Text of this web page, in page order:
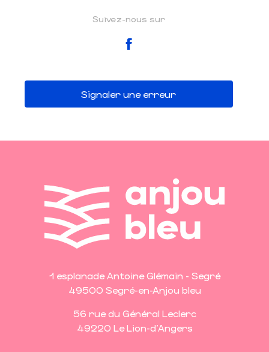
Suivez-nous sur
Signaler une erreur
1 esplanade Antoine Glémain - Segré
49500 Segré-en-Anjou bleu
56 rue du Général Leclerc
49220 Le Lion-d'Angers